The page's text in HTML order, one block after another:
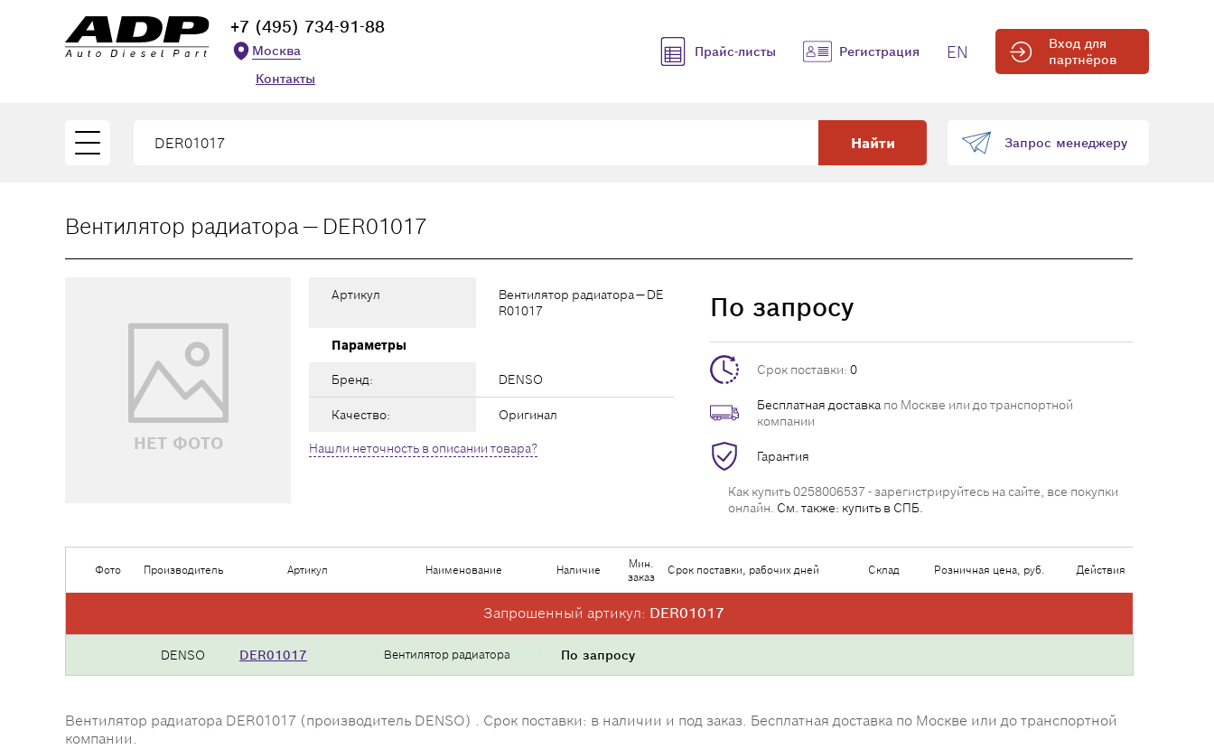
+7 (495) 734-91-88
Москва
Контакты
Прайс-листы Регистрация EN
Вход для
партнёров
Найти Запрос менеджеру
Вентилятор радиатора — DER01017
НЕТ ФОТО
Артикул
Вентилятор радиатора — DE
R01017
Параметры
Бренд: DENSO
Качество: Оригинал
Нашли неточность в описании товара?
По запросу
Срок поставки: 0
Бесплатная доставка по Москве или до транспортной
компании
Гарантия
Как купить 0258006537 - зарегистрируйтесь на сайте, все покупки
онлайн. См. также: купить в СПБ.
Фото Производитель Артикул Наименование Наличие
Мин.
заказ
Срок поставки, рабочих дней Склад Розничная цена, руб. Действия
Запрошенный артикул: DER01017
DENSO DER01017 Вентилятор радиатора По запросу
Вентилятор радиатора DER01017 (производитель DENSO) . Срок поставки: в наличии и под заказ. Бесплатная доставка по Москве или до транспортной
компании.